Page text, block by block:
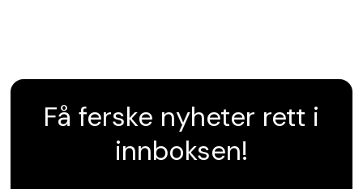
Få ferske nyheter rett i
innboksen!